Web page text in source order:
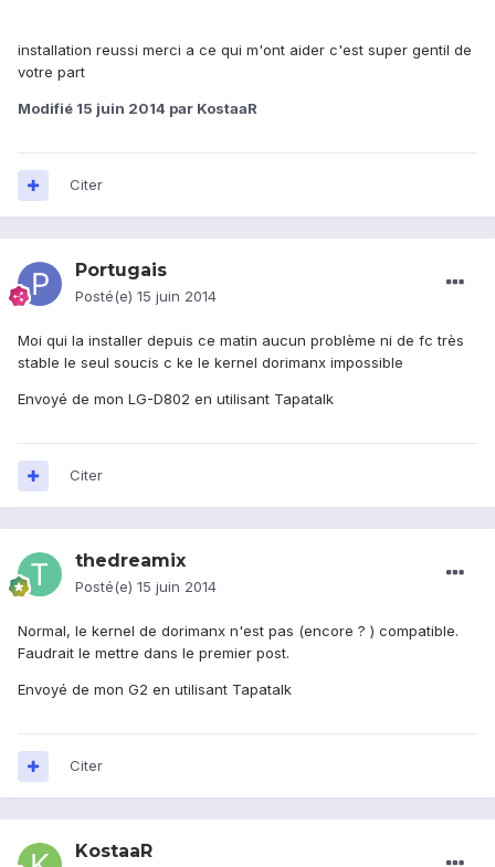
installation reussi merci a ce qui m'ont aider c'est super gentil de
votre part
Modifié 15 juin 2014 par KostaaR
Citer
Portugais
Posté(e) 15 juin 2014
Moi qui la installer depuis ce matin aucun problème ni de fc très
stable le seul soucis c ke le kernel dorimanx impossible
Envoyé de mon LG-D802 en utilisant Tapatalk
Citer
thedreamix
Posté(e) 15 juin 2014
Normal, le kernel de dorimanx n'est pas (encore ? ) compatible.
Faudrait le mettre dans le premier post.
Envoyé de mon G2 en utilisant Tapatalk
Citer
KostaaR